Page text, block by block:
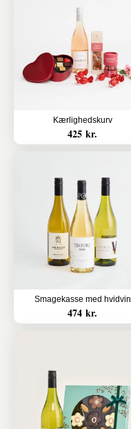
Kærlighedskurv
425 kr.
Smagekasse med hvidvin
474 kr.